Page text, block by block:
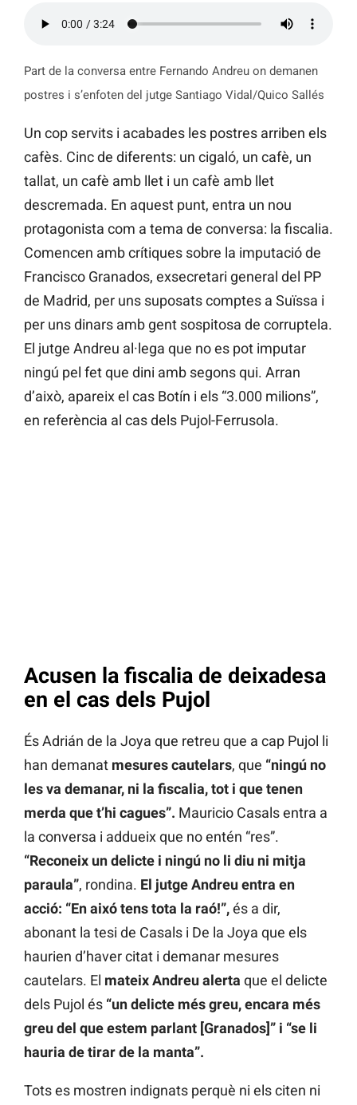
Part de la conversa entre Fernando Andreu on demanen
postres i s’enfoten del jutge Santiago Vidal/Quico Sallés
Un cop servits i acabades les postres arriben els
cafès. Cinc de diferents: un cigaló, un cafè, un
tallat, un cafè amb llet i un cafè amb llet
descremada. En aquest punt, entra un nou
protagonista com a tema de conversa: la fiscalia.
Comencen amb crítiques sobre la imputació de
Francisco Granados, exsecretari general del PP
de Madrid, per uns suposats comptes a Suïssa i
per uns dinars amb gent sospitosa de corruptela.
El jutge Andreu al·lega que no es pot imputar
ningú pel fet que dini amb segons qui. Arran
d’això, apareix el cas Botín i els “3.000 milions”,
en referència al cas dels Pujol-Ferrusola.
Acusen la fiscalia de deixadesa
en el cas dels Pujol
És Adrián de la Joya que retreu que a cap Pujol li
han demanat mesures cautelars, que “ningú no
les va demanar, ni la fiscalia, tot i que tenen
merda que t’hi cagues”. Mauricio Casals entra a
la conversa i addueix que no entén “res”.
“Reconeix un delicte i ningú no li diu ni mitja
paraula”, rondina. El jutge Andreu entra en
acció: “En aixó tens tota la raó!”,és a dir,
abonant la tesi de Casals i De la Joya que els
haurien d’haver citat i demanar mesures
cautelars. El mateix Andreu alerta que el delicte
dels Pujol és “un delicte més greu, encara més
greu del que estem parlant [Granados]” i “se li
hauria de tirar de la manta”.
Tots es mostren indignats perquè ni els citen ni